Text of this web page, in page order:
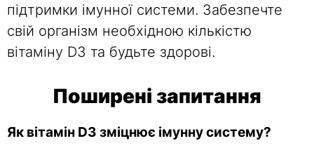
підтримки імунної системи. Забезпечте
свій організм необхідною кількістю
вітаміну D3 та будьте здорові.
Поширені запитання
Як вітамін D3 зміцнює імунну систему?